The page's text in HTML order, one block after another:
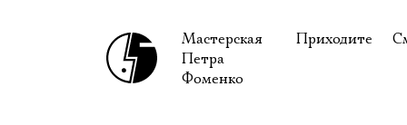
Мастерская
Петра
Фоменко
Приходите